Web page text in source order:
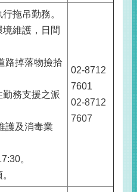
拖吊勤務。
維護，日間
路掉落物撿拾
務支援之派
護及消毒業
。
02-8712
7601
02-8712
7607